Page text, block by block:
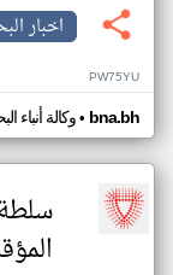
اخبار
PW75YU
وكالة أنباء• bna.bh